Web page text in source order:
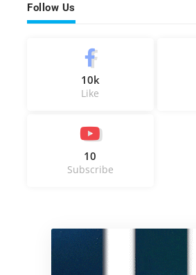
Follow Us
10k
Like
10
Subscribe